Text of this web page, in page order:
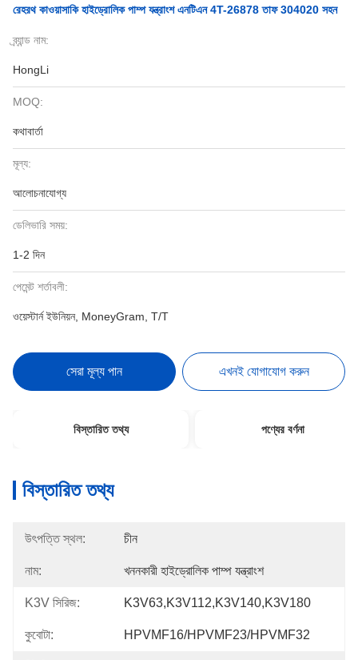
রেহরথ কাওয়াসাকি হাইড্রোলিক পাম্প যন্ত্রাংশ এনটিএন 4T-26878 তাফ 304020 সহন
ব্র্যান্ড নাম:
HongLi
MOQ:
কথাবার্তা
মূল্য:
আলোচনাযোগ্য
ডেলিভারি সময়:
1-2 দিন
পেমেন্ট শর্তাবলী:
ওয়েস্টার্ন ইউনিয়ন, MoneyGram, T/T
সেরা মূল্য পান এখনই যোগাযোগ করুন
বিস্তারিত তথ্য পণ্যের বর্ণনা
বিস্তারিত তথ্য
উৎপত্তি স্থল: চীন
নাম: খননকারী হাইড্রোলিক পাম্প যন্ত্রাংশ
K3V সিরিজ: K3V63,K3V112,K3V140,K3V180
কুবোটা: HPVMF16/HPVMF23/HPVMF32